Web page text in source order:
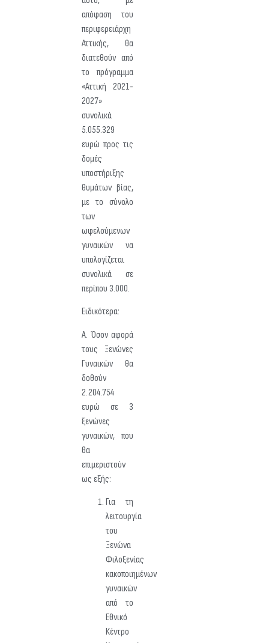
απόφαση του
περιφερειάρχη
Αττικής, θα
διατεθούν από
το πρόγραμμα
«Αττική 2021-
2027»
συνολικά
5.055.329
ευρώ προς τις
δομές
υποστήριξης
θυμάτων βίας,
με το σύνολο
των
ωφελούμενων
γυναικών να
υπολογίζεται
συνολικά σε
περίπου 3.000.
Ειδικότερα:
Α. Όσον αφορά
τους Ξενώνες
Γυναικών θα
δοθούν
2.204.754
ευρώ σε 3
ξενώνες
γυναικών, που
θα
επιμεριστούν
ως εξής:
Για τη
λειτουργία
του
Ξενώνα
Φιλοξενίας
κακοποιημένων
γυναικών
από το
Εθνικό
Κέντρο